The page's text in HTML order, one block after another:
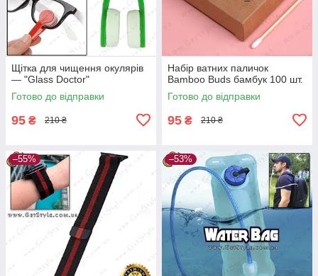
Щітка для чищення окулярів
— "Glass Doctor"
Готово до відправки
95 ₴ 210 ₴
Набір ватних паличок
Bamboo Buds бамбук 100 шт.
Готово до відправки
95 ₴ 210 ₴
–55% –53%